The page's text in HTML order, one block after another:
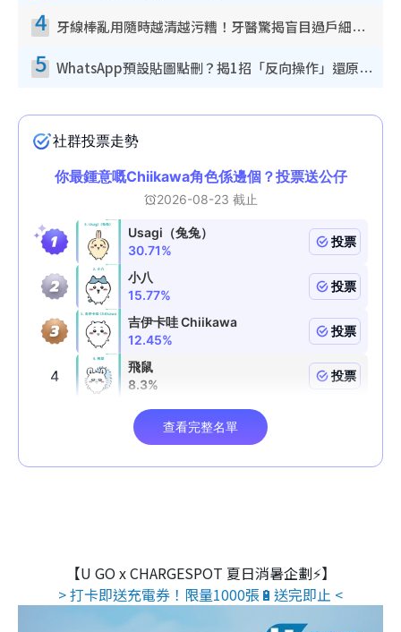
4 牙線棒亂用隨時越清越污糟！牙醫驚揭盲目過戶細菌恐致蛀牙：呢種先係日常真保養
5 WhatsApp預設貼圖點刪？揭1招「反向操作」還原簡潔介面 附3步實測教學
【U GO x CHARGESPOT 夏日消暑企劃⚡】
> 打卡即送充電券！限量1000張🔋送完即止 <